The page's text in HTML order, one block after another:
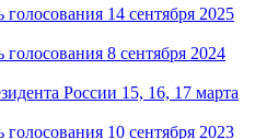
14 сентября 2025
8 сентября 2024
России 15, 16, 17 марта
10 сентября 2023